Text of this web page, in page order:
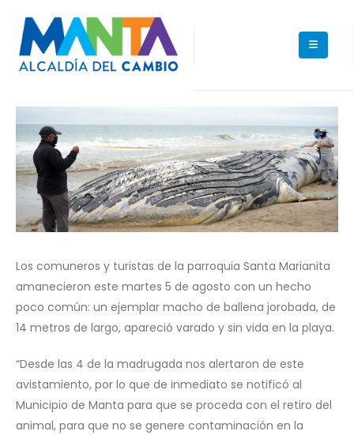
Los comuneros y turistas de la parroquia Santa Marianita
amanecieron este martes 5 de agosto con un hecho
poco común: un ejemplar macho de ballena jorobada, de
14 metros de largo, apareció varado y sin vida en la playa.
“Desde las 4 de la madrugada nos alertaron de este
avistamiento, por lo que de inmediato se notificó al
Municipio de Manta para que se proceda con el retiro del
animal, para que no se genere contaminación en la